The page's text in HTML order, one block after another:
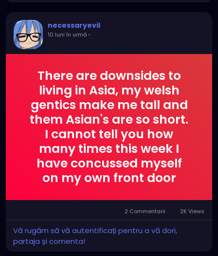
necessaryevil
10 luni în urmă-
There are downsides to
living in Asia, my welsh
gentics make me tall and
them Asian's are so short.
I cannot tell you how
many times this week I
have concussed myself
on my own front door
2 Commentarii 2K Views
Vă rugăm să vă autentificați pentru a vă dori,
partaja și comenta!